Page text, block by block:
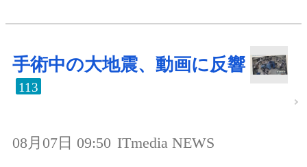
手術中の大地震、動画に反響
113
08月07日 09:50 ITmedia NEWS